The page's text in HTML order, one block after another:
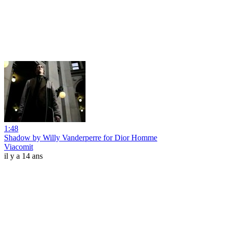
1:48
Shadow by Willy Vanderperre for Dior Homme
Viacomit
il y a 14 ans